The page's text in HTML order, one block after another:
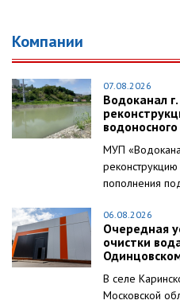
Компании
07.08.2026
Водоканал
МУП
реконструкцию
пополнения
06.08.2026
Очередная
очистки
В селе
Московской